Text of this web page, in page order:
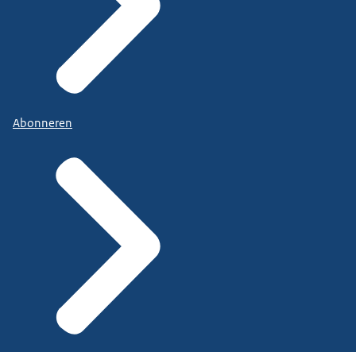
Abonneren